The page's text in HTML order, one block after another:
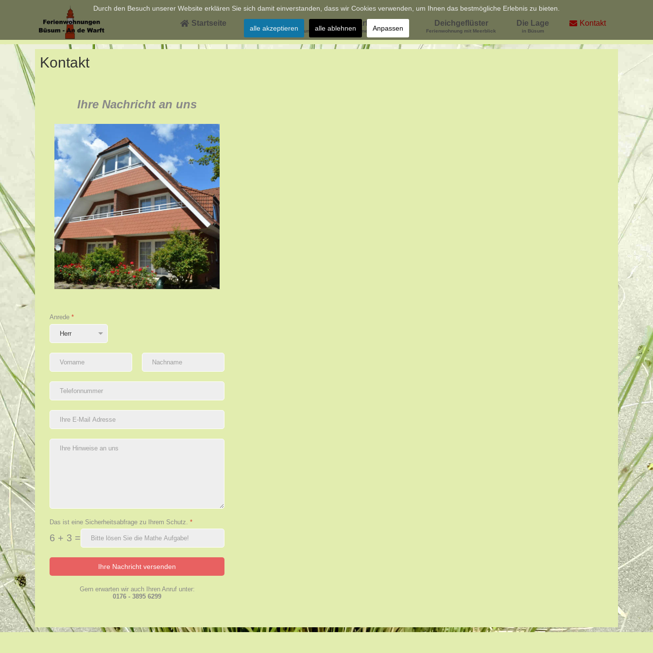
Startseite
...die kleine Ferienwohnung
Warft-Idyll
...die bequeme Ferienwohnung
Deichgeflüster
Ferienwohnung mit Meerblick
Die Lage
in Büsum
Kontakt
Kontakt
Ihre Nachricht an uns
Anrede *
Das ist eine Sicherheitsabfrage zu Ihrem Schutz. *
6 + 3 =
Ihre Nachricht versenden
Gern erwarten wir auch Ihren Anruf unter:
0176 - 3895 6299
Durch den Besuch unserer Website erklären Sie sich damit einverstanden, dass wir Cookies verwenden, um Ihnen das bestmögliche Erlebnis zu bieten.
alle akzeptieren alle ablehnen Anpassen